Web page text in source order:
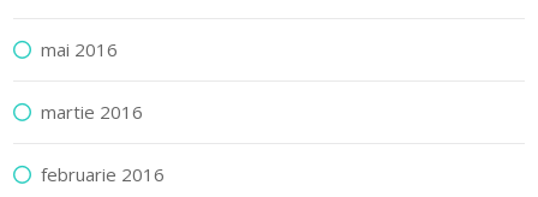
mai 2016
martie 2016
februarie 2016